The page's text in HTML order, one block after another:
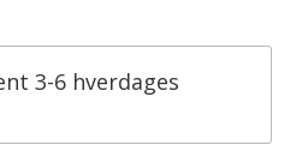
3-6 hverdages